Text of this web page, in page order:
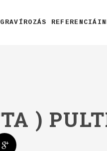
GRAVÍROZÁS
)